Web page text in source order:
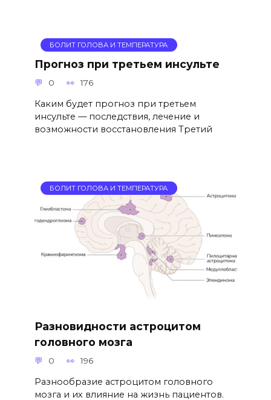
БОЛИТ ГОЛОВА И ТЕМПЕРАТУРА
Прогноз при третьем инсульте
0 176
Каким будет прогноз при третьем
инсульте — последствия, лечение и
возможности восстановления Третий
БОЛИТ ГОЛОВА И ТЕМПЕРАТУРА
Разновидности астроцитом
головного мозга
0 196
Разнообразие астроцитом головного
мозга и их влияние на жизнь пациентов.